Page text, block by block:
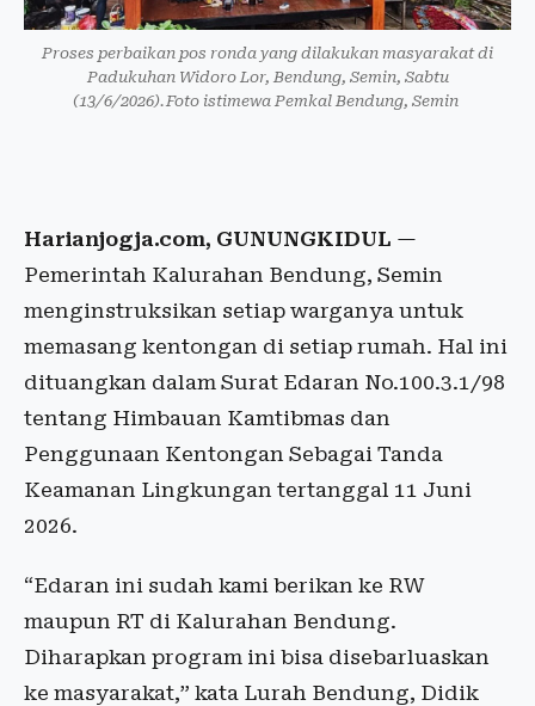
Proses perbaikan pos ronda yang dilakukan masyarakat di
Padukuhan Widoro Lor, Bendung, Semin, Sabtu
(13/6/2026).Foto istimewa Pemkal Bendung, Semin
Harianjogja.com, GUNUNGKIDUL —
Pemerintah Kalurahan Bendung, Semin
menginstruksikan setiap warganya untuk
memasang kentongan di setiap rumah. Hal ini
dituangkan dalam Surat Edaran No.100.3.1/98
tentang Himbauan Kamtibmas dan
Penggunaan Kentongan Sebagai Tanda
Keamanan Lingkungan tertanggal 11 Juni
2026.
“Edaran ini sudah kami berikan ke RW
maupun RT di Kalurahan Bendung.
Diharapkan program ini bisa disebarluaskan
ke masyarakat,” kata Lurah Bendung, Didik